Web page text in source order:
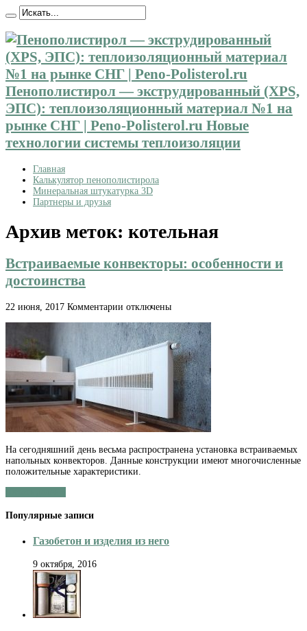
Пенополистирол — экструдированный (XPS,
ЭПС): теплоизоляционный материал №1 на
рынке СНГ | Peno-Polisterol.ru Новые
технологии системы теплоизоляции
Главная
Калькулятор пенополистирола
Минеральная штукатурка 3D
Партнеры и друзья
Архив меток: котельная
Встраиваемые конвекторы: особенности и
достоинства
22 июня, 2017 Комментарии к
Встраиваемые
конвекторы:
особенности
достоинства
отключены
На сегодняшний день весьма распространена установка встраиваемых
напольных конвекторов. Данные конструкции имеют многочисленные
положительные характеристики.
Популярные записи
Газобетон и изделия из него
9 октября, 2016